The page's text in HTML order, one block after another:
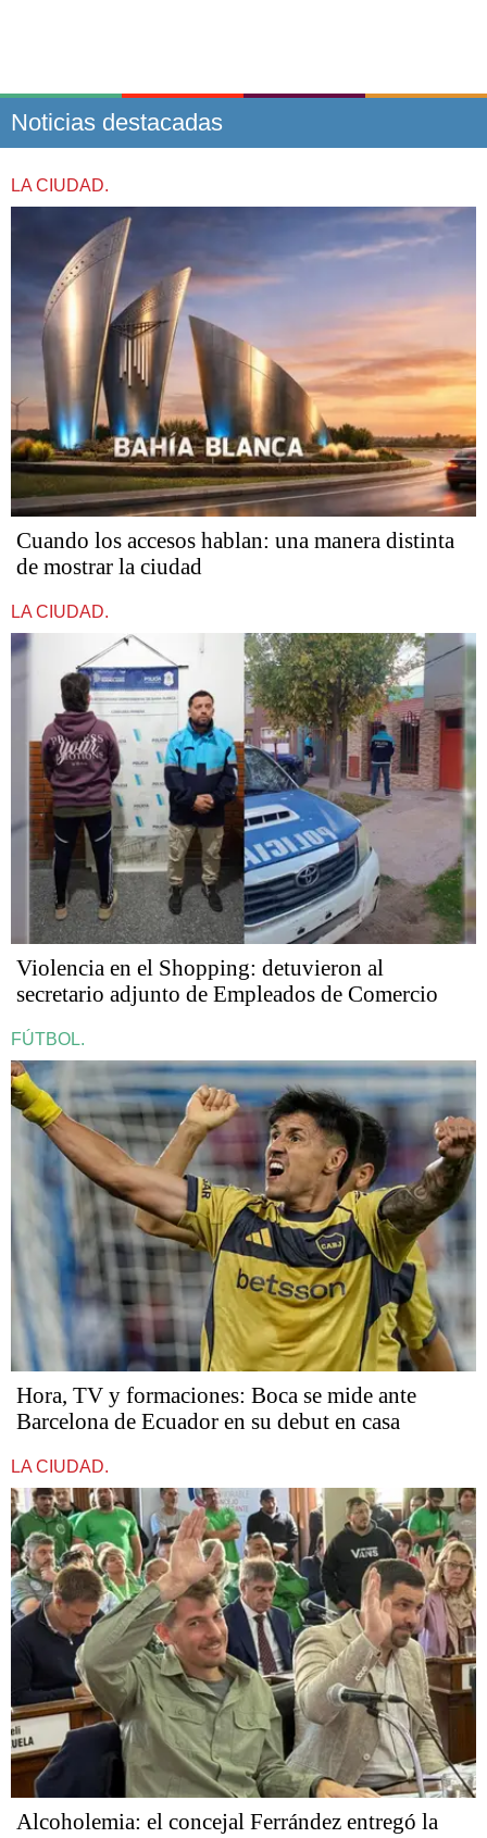
Noticias destacadas
LA CIUDAD.
Cuando los accesos hablan: una manera distinta
de mostrar la ciudad
LA CIUDAD.
Violencia en el Shopping: detuvieron al
secretario adjunto de Empleados de Comercio
FÚTBOL.
Hora, TV y formaciones: Boca se mide ante
Barcelona de Ecuador en su debut en casa
LA CIUDAD.
Alcoholemia: el concejal Ferrández entregó la